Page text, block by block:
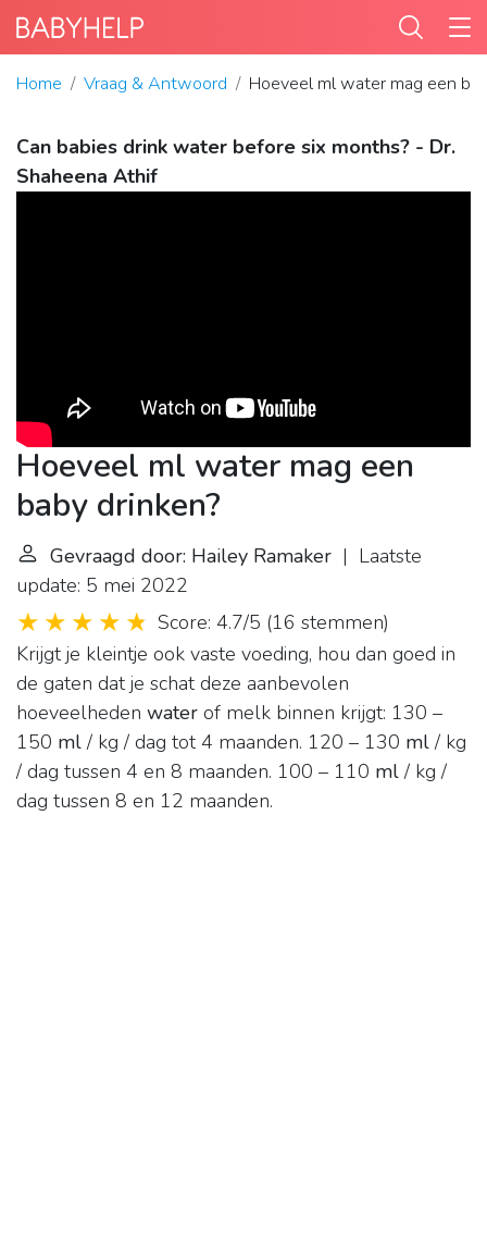
Home Vraag & Antwoord Hoeveel ml water mag een
Can babies drink water before six months? - Dr.
Shaheena Athif
Hoeveel ml water mag een
baby drinken?
Gevraagd door: Hailey Ramaker | Laatste
update: 5 mei 2022
Score: 4.7/5 (16 stemmen)
Krijgt je kleintje ook vaste voeding, hou dan goed in
de gaten dat je schat deze aanbevolen
hoeveelheden water of melk binnen krijgt: 130 –
150 ml/ kg / dag tot 4 maanden. 120 – 130 ml/ kg
/ dag tussen 4 en 8 maanden. 100 – 110 ml/ kg /
dag tussen 8 en 12 maanden.